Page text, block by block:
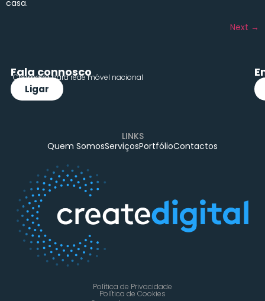
casa.
Next →
Fala connosco
Chamada para rede móvel nacional
Ligar
LINKS
Quem SomosServiçosPortfólioContactos
Política de Privacidade
Política de Cookies